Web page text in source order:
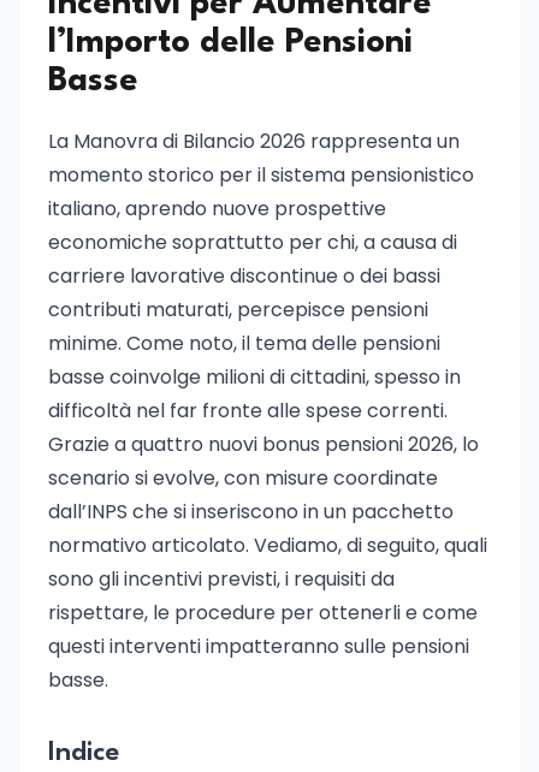
l’Importo delle Pensioni
Basse
La Manovra di Bilancio 2026 rappresenta un
momento storico per il sistema pensionistico
italiano, aprendo nuove prospettive
economiche soprattutto per chi, a causa di
carriere lavorative discontinue o dei bassi
contributi maturati, percepisce pensioni
minime. Come noto, il tema delle pensioni
basse coinvolge milioni di cittadini, spesso in
difficoltà nel far fronte alle spese correnti.
Grazie a quattro nuovi bonus pensioni 2026, lo
scenario si evolve, con misure coordinate
dall’INPS che si inseriscono in un pacchetto
normativo articolato. Vediamo, di seguito, quali
sono gli incentivi previsti, i requisiti da
rispettare, le procedure per ottenerli e come
questi interventi impatteranno sulle pensioni
basse.
Indice